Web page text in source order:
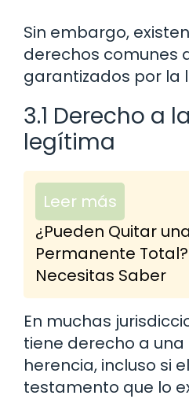
Sin embargo,
derechos comunes
garantizados por la
3.1 Derecho a
legítima
Leer más
¿Pueden Quitar
Permanente
Necesitas Saber
En muchas
tiene derecho a
herencia, incluso si
testamento que lo